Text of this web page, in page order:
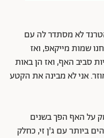
לא מסתדר לה עם
שמות מייקאפ, ואז
סביב האף, ואז הן באות
אני לא מבינה את הקטע
על האף הפך בשנים
ביותר עם ג'ן זי, כחלק